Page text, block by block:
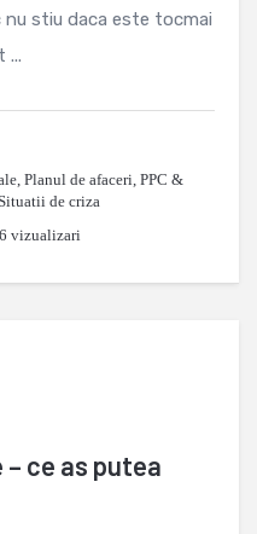
stiu daca este tocmai
...
, Planul de afaceri, PPC &
de criza
vizualizari
ce as putea